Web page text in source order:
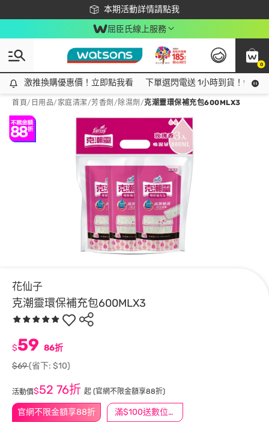
本期活動詳情請點我
下載app最高回饋$350
屈臣氏線上服務
0
激推換購優惠價！立即點我看
激推換購優惠價！立即點我看 下單選閃電送 1小時到貨！領神
首頁/ 日用品/ 家庭清潔/芳香劑/除濕劑 /克潮靈環保補充包600MLX3
花仙子
克潮靈環保補充包600MLX3
官網不限金額享88折 滿$100送數位印花
$59 86折
$69(省下: $10)
活動價$52 76折 起 (官網不限金額享88折)